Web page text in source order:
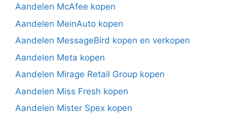
Aandelen McAfee kopen
Aandelen MeinAuto kopen
Aandelen MessageBird kopen en verkopen
Aandelen Meta kopen
Aandelen Mirage Retail Group kopen
Aandelen Miss Fresh kopen
Aandelen Mister Spex kopen